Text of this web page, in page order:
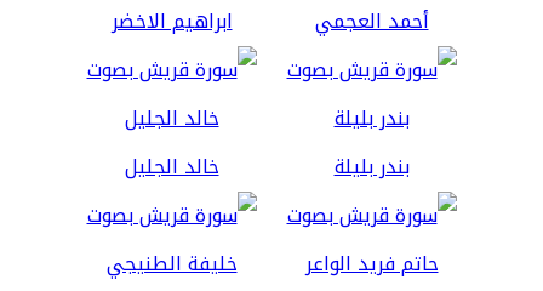
أحمد العجمي ابراهيم الاخضر
بندر بليلة خالد الجليل